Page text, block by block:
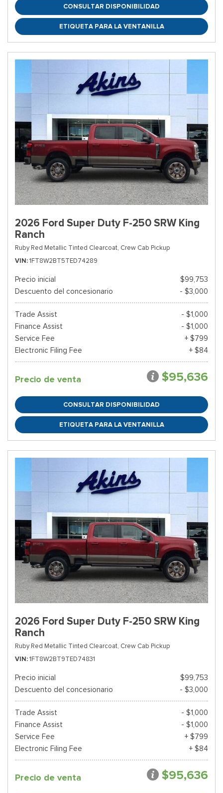
CONSULTAR DISPONIBILIDAD
ETIQUETA PARA LA VENTANILLA
2026 Ford Super Duty F-250 SRW King
Ranch
Ruby Red Metallic Tinted Clearcoat, Crew Cab Pickup
VIN 1FT8W2BT5TED74289
Precio inicial
$99,753
Descuento del concesionario
- $3,000
Trade Assist
- $1,000
Finance Assist
- $1,000
Service Fee
+ $799
Electronic Filing Fee
+ $84
Precio de venta $95,636
CONSULTAR DISPONIBILIDAD
ETIQUETA PARA LA VENTANILLA
2026 Ford Super Duty F-250 SRW King
Ranch
Ruby Red Metallic Tinted Clearcoat, Crew Cab Pickup
VIN 1FT8W2BT9TED74831
Precio inicial
$99,753
Descuento del concesionario
- $3,000
Trade Assist
- $1,000
Finance Assist
- $1,000
Service Fee
+ $799
Electronic Filing Fee
+ $84
Precio de venta $95,636